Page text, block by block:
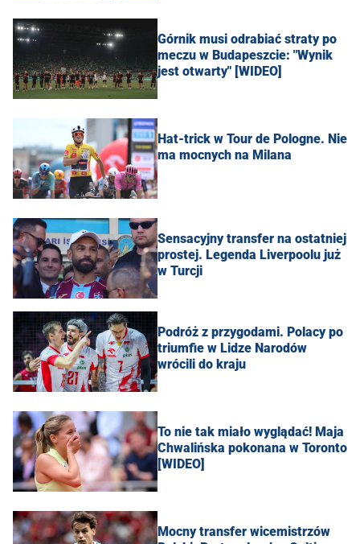
Górnik musi odrabiać straty po
meczu w Budapeszcie: "Wynik
jest otwarty" [WIDEO]
Hat-trick w Tour de Pologne. Nie
ma mocnych na Milana
Sensacyjny transfer na ostatniej
prostej. Legenda Liverpoolu już
w Turcji
Podróż z przygodami. Polacy po
triumfie w Lidze Narodów
wrócili do kraju
To nie tak miało wyglądać! Maja
Chwalińska pokonana w Toronto
[WIDEO]
Mocny transfer wicemistrzów